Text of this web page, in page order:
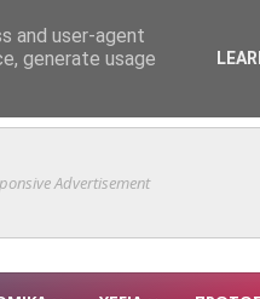
πλαίσιο του 9ου Open Air
Advertisement
and user-agent
generate usage